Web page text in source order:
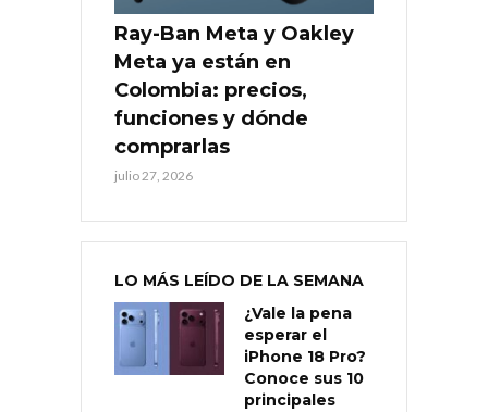
Ray-Ban Meta y Oakley
Meta ya están en
Colombia: precios,
funciones y dónde
comprarlas
julio 27, 2026
LO MÁS LEÍDO DE LA SEMANA
¿Vale la pena
esperar el
iPhone 18 Pro?
Conoce sus 10
principales